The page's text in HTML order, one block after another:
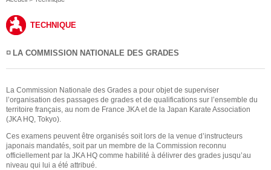
TECHNIQUE
◽️ LA COMMISSION NATIONALE DES GRADES
La Commission Nationale des Grades a pour objet de superviser
l’organisation des passages de grades et de qualifications sur l’ensemble du
territoire français, au nom de France JKA et de la Japan Karate Association
(JKA HQ, Tokyo).
Ces examens peuvent être organisés soit lors de la venue d’instructeurs
japonais mandatés, soit par un membre de la Commission reconnu
officiellement par la JKA HQ comme habilité à délivrer des grades jusqu’au
niveau qui lui a été attribué.